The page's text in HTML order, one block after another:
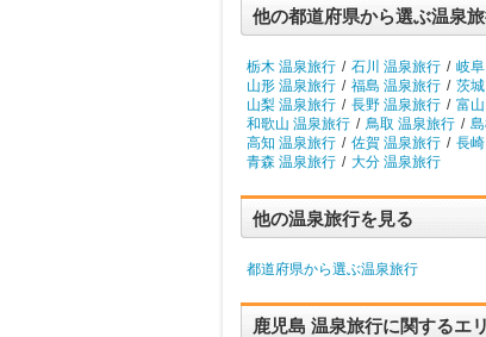
他の都道府県から選ぶ温泉
栃木 温泉旅行 / 石川 温泉旅行 / 岐
山形 温泉旅行 / 福島 温泉旅行 / 茨
山梨 温泉旅行 / 長野 温泉旅行 / 富
和歌山 温泉旅行 / 鳥取 温泉旅行 /
高知 温泉旅行 / 佐賀 温泉旅行 / 長
青森 温泉旅行 / 大分 温泉旅行
他の温泉旅行を見る
都道府県から選ぶ温泉旅行
鹿児島 温泉旅行に関するエ